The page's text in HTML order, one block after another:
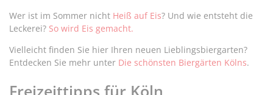
Wer ist im Sommer nicht Heiß auf Eis? Und wie entsteht die
Leckerei? So wird Eis gemacht.
Vielleicht finden Sie hier Ihren neuen Lieblingsbiergarten?
Entdecken Sie mehr unter Die schönsten Biergärten Kölns.